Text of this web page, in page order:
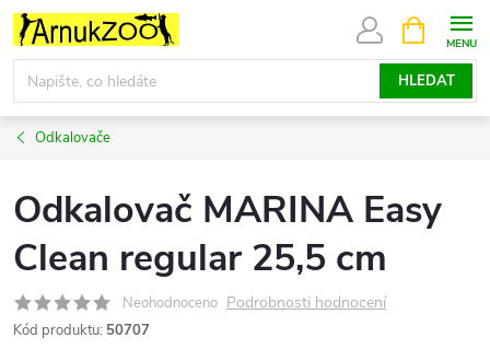
Přejít
obsah
HLEDAT
NÁKUPNÍ
KOŠÍK
Odkalovače
Odkalovač MARINA Easy
Clean regular 25,5 cm
Neohodnoceno Podrobnosti hodnocení
Kód produktu: 50707